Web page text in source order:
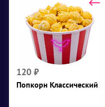
120 ₽
Попкорн Классический
Попкорн Классический
120
₽